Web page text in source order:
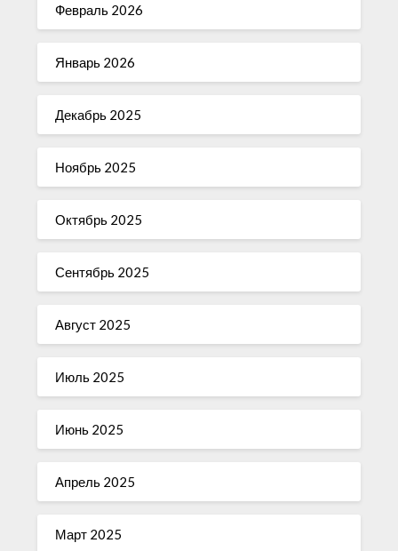
Февраль 2026
Январь 2026
Декабрь 2025
Ноябрь 2025
Октябрь 2025
Сентябрь 2025
Август 2025
Июль 2025
Июнь 2025
Апрель 2025
Март 2025